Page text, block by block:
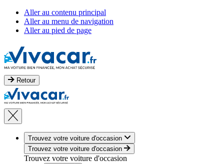
Aller au contenu principal
Aller au menu de navigation
Aller au pied de page
Retour
Trouvez votre voiture d'occasion
Trouvez votre voiture d'occasion
Trouvez votre voiture d'occasion